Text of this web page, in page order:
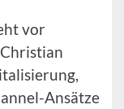
vor
Ansätze